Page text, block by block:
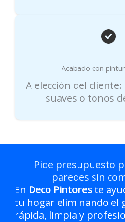
Acabado con
A elección del
suaves o tonos
Pide presupuesto
paredes sin
En Deco Pintores te
tu hogar eliminando el
rápida, limpia y